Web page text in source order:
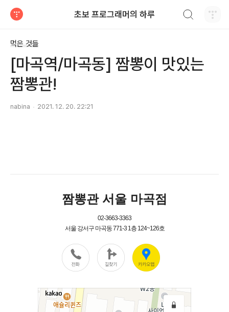
초보 프로그래머의 하루
먹은 것들
[마곡역/마곡동] 짬뽕이 맛있는
짬뽕관!
nabina 2021. 12. 20. 22:21